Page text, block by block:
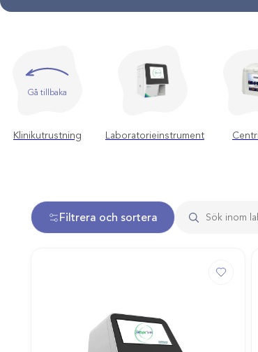
Gå tillbaka
Klinikutrustning Laboratorieinstrument
Filtrera och sortera